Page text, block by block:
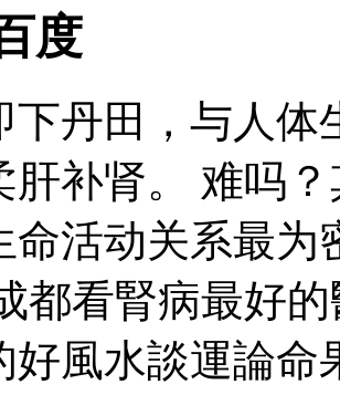
度
下丹田，与人
肝补肾。 难吗
命活动关系最为
都看腎病最好的
好風水談運論命